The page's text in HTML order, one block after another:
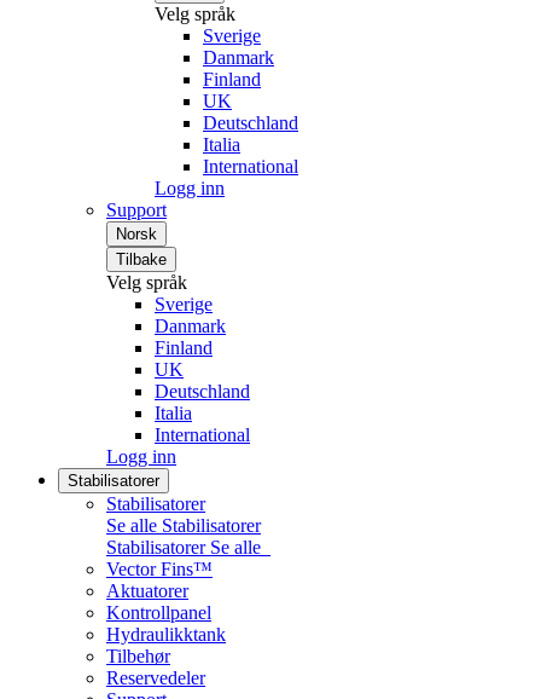
Velg språk
Sverige
Danmark
Finland
UK
Deutschland
Italia
International
Logg inn
Support
Norsk
Tilbake
Velg språk
Sverige
Danmark
Finland
UK
Deutschland
Italia
International
Logg inn
Stabilisatorer
Stabilisatorer
Se alle Stabilisatorer
Stabilisatorer Se alle
Vector Fins™
Aktuatorer
Kontrollpanel
Hydraulikktank
Tilbehør
Reservedeler